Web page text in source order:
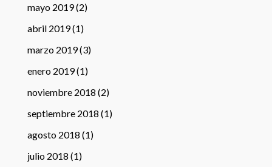
mayo 2019(2)
abril 2019(1)
marzo 2019(3)
enero 2019(1)
noviembre 2018 (2)
septiembre 2018 (1)
agosto 2018 (1)
julio 2018 (1)